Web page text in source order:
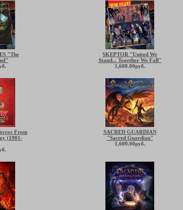
"The
SKEPTOR "United We
Stand... Together We Fall"
1,600.00руб.
From
(1981-
SACRED GUARDIAN
"Sacred Guardian"
1,600.00руб.